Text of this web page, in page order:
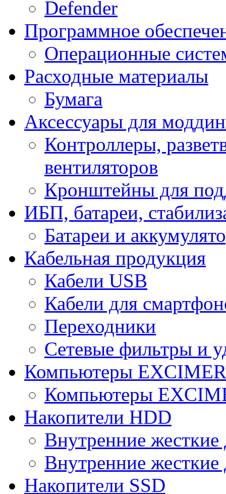
Defender
Программное
Операционные
Расходные материалы
Бумага
Аксессуары для
Контроллеры,
вентиляторов
Кронштейны для
ИБП, батареи,
Батареи и
Кабельная продукция
Кабели USB
Кабели для
Переходники
Сетевые фильтры и
Компьютеры
Компьютеры
Накопители HDD
Внутренние
Внутренние
Накопители SSD